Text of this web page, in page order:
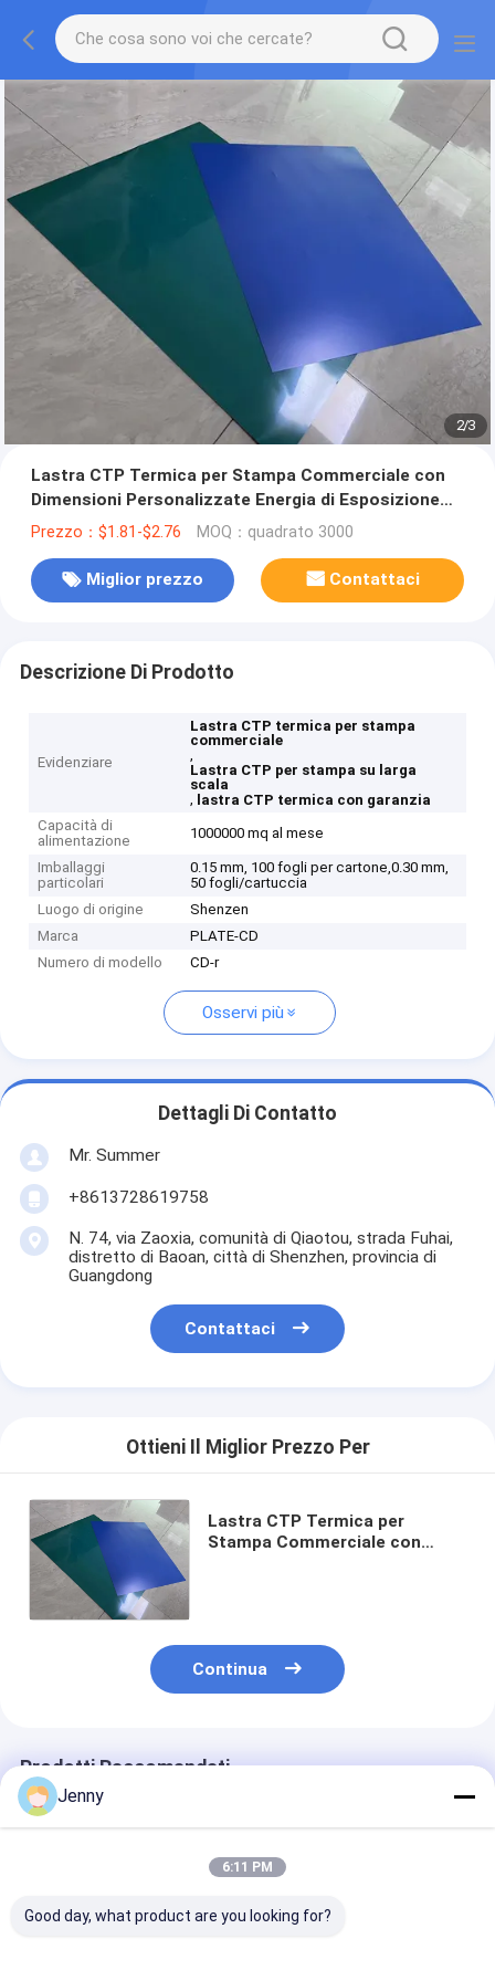
2/3
Lastra CTP Termica per Stampa Commerciale con
Dimensioni Personalizzate Energia di Esposizione
125-135mj/cm²
Prezzo：$1.81-$2.76 MOQ：quadrato 3000
Miglior prezzo Contattaci
Descrizione Di Prodotto
Evidenziare
Lastra CTP termica per stampa
commerciale
,
Lastra CTP per stampa su larga
scala
, lastra CTP termica con garanzia
Capacità di
alimentazione
1000000 mq al mese
Imballaggi
particolari
0.15 mm, 100 fogli per cartone,0.30 mm,
50 fogli/cartuccia
Luogo di origine
Shenzen
Marca
PLATE-CD
Numero di modello
CD-r
Osservi più
Dettagli Di Contatto
Mr. Summer
+8613728619758
N. 74, via Zaoxia, comunità di Qiaotou, strada Fuhai,
distretto di Baoan, città di Shenzhen, provincia di
Guangdong
Contattaci
Ottieni Il Miglior Prezzo Per
Lastra CTP Termica per
Stampa Commerciale con
Continua
Prodotti Raccomandati
Jenny
6:11 PM
Good day, what product are you looking for?